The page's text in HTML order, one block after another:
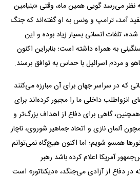
نظر می‌رسد گویی همین ماه، وقتی «بنیامین
سفید آمد، ترامپ و ونس به او گفته‌اند که جنگ
تلفات انسانی بسیار زیاد بوده و این
به همراه داشته است؛ بنابراین اکنون
و مردم اسرائیل با حماس به توافق برسند.
که در سراسر جهان برای آن مبارزه می‌کنند
انزواطلب داخلی ما را مجبور کرده‌اند برای
گاهی برای دفاع از اهداف بزرگ‌تر و
آلمان نازی و اتحاد جماهیر شوروی، ناچار
همسو شویم؛ اما اکنون هیچ‌گاه نمی‌توانم
آمریکا اعلام کرده باشد رهبر
دفاع از آزادی می‌جنگد، «دیکتاتور» است